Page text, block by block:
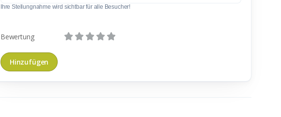
Ihre Stellungnahme wird sichtbar für alle Besucher!
Bewertung